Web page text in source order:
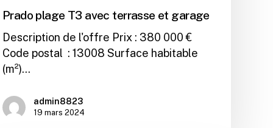
Prado plage T3 avec terrasse et garage
Description de l'offre Prix : 380 000 €
Code postal : 13008 Surface habitable
(m²)…
admin8823
19 mars 2024